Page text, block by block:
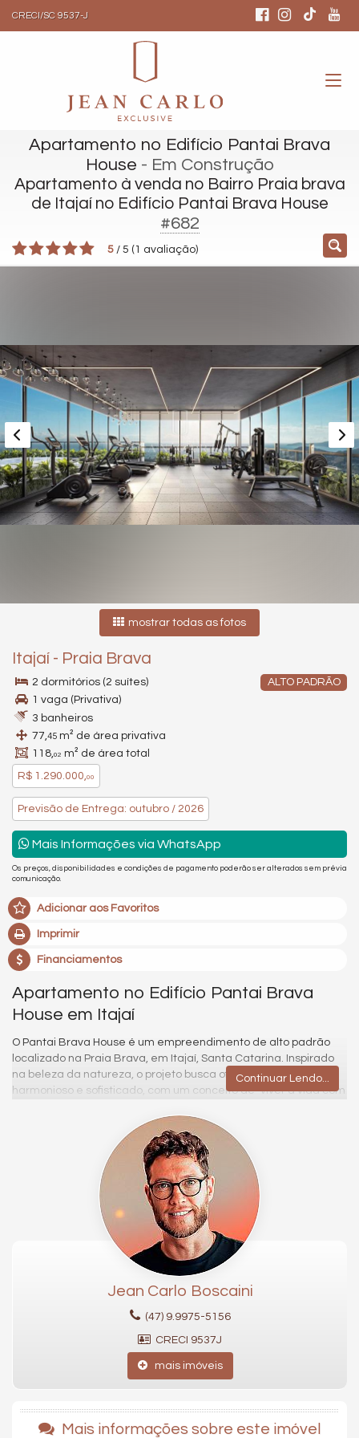
CRECI/SC 9537-J
Apartamento no Edifício Pantai Brava
House - Em Construção
Apartamento à venda no Bairro Praia brava
de Itajaí no Edifício Pantai Brava House
#682
5 / 5 ( 1 avaliação)
mostrar todas as fotos
Itajaí - Praia Brava
ALTO PADRÃO
2 dormitórios (2 suítes)
1 vaga (Privativa)
3 banheiros
77,45 m² de área privativa
118,02 m² de área total
R$ 1.290.000,00
Previsão de Entrega: outubro / 2026
Mais Informações via WhatsApp
Os preços, disponibilidades e condições de pagamento poderão ser alterados sem prévia
comunicação.
Adicionar aos Favoritos
Imprimir
Financiamentos
Apartamento no Edifício Pantai Brava
House em Itajaí
O Pantai Brava House é um empreendimento de alto padrão
localizado na Praia Brava, em Itajaí, Santa Catarina. Inspirado
na beleza da natureza, o projeto busca oferecer um ambiente
harmonioso e sofisticado, com um conceito de "viver a vida com
Destaques do Empreendimento
• Localização privilegiada na Praia Brava, a poucos passos da
• Plantas de 69 m² a 157 m², com 2 a 3 suítes
• Sacada com churrasqueira a carvão
• Pé-direito amplo e acabamento premium
• Área de lazer de 1.500 m²: rooftop com piscina, piscina
aquecida, academia com vista para o mar, salão de festas,
75,00 Área privativa em m²;
1 Total de garagens;
2 Nº de suítes.
Continuar Lendo...
Jean Carlo Boscaini
(47) 9.9975-5156
CRECI 9537J
mais imóveis
Mais informações sobre este imóvel